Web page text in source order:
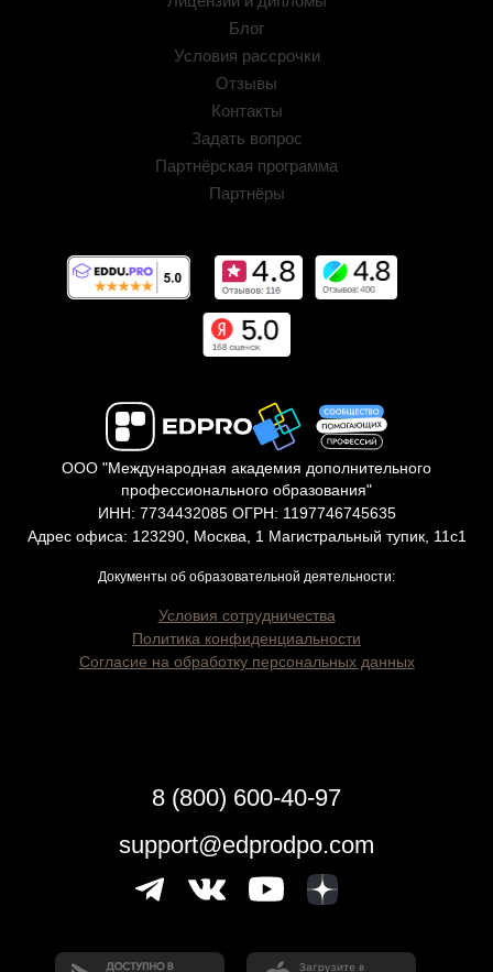
Блог
Условия рассрочки
Отзывы
Контакты
Задать вопрос
Партнёрская программа
Партнёры
ООО "Международная академия дополнительного
профессионального образования"
ИНН: 7734432085 ОГРН: 1197746745635
Адрес офиса: 123290, Москва, 1 Магистральный тупик, 11с1
Документы об образовательной деятельности:
Условия сотрудничества
Политика конфиденциальности
Согласие на обработку персональных данных
8 (800) 600-40-97
support@edprodpo.com